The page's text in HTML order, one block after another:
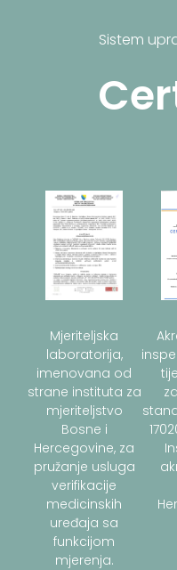
Sistem
Mjeriteljska
laboratorija,
imenovana od
strane instituta za
mjeriteljstvo
Bosne i
Hercegovine, za
pružanje usluga
verifikacije
medicinskih
uređaja sa
funkcijom
mjerenja.